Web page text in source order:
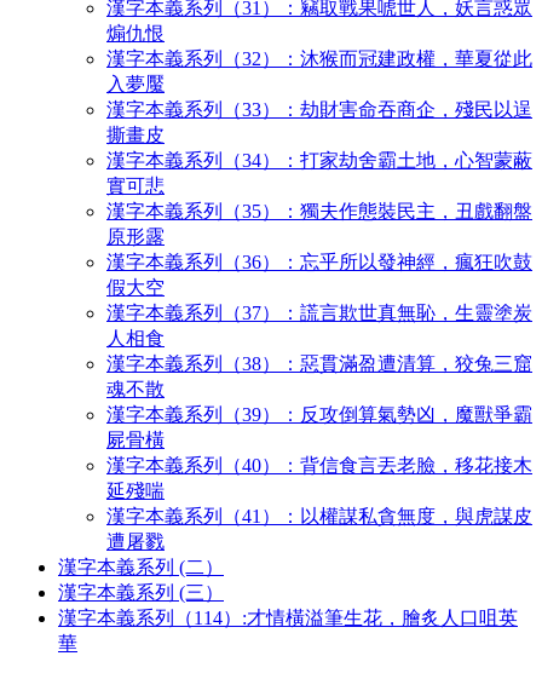
漢字本義系列（31）：竊取戰果唬世人，妖言惑眾
煽仇恨
漢字本義系列（32）：沐猴而冠建政權，華夏從此
入夢魘
漢字本義系列（33）：劫財害命吞商企，殘民以逞
撕畫皮
漢字本義系列（34）：打家劫舍霸土地，心智蒙蔽
實可悲
漢字本義系列（35）：獨夫作態裝民主，丑戲翻盤
原形露
漢字本義系列（36）：忘乎所以發神經，瘋狂吹鼓
假大空
漢字本義系列（37）：謊言欺世真無恥，生靈塗炭
人相食
漢字本義系列（38）：惡貫滿盈遭清算，狡兔三窟
魂不散
漢字本義系列（39）：反攻倒算氣勢凶，魔獸爭霸
屍骨橫
漢字本義系列（40）：背信食言丟老臉，移花接木
延殘喘
漢字本義系列（41）：以權謀私貪無度，與虎謀皮
遭屠戮
漢字本義系列 (二）
漢字本義系列 (三）
漢字本義系列（114）:才情橫溢筆生花，膾炙人口咀英
華